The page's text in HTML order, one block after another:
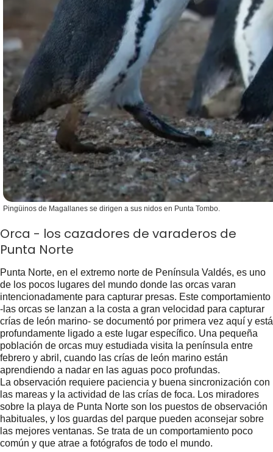
Pingüinos de Magallanes se dirigen a sus nidos en Punta Tombo.
Orca - los cazadores de varaderos de
Punta Norte
Punta Norte, en el extremo norte de Península Valdés, es uno
de los pocos lugares del mundo donde las orcas varan
intencionadamente para capturar presas. Este comportamiento
-las orcas se lanzan a la costa a gran velocidad para capturar
crías de león marino- se documentó por primera vez aquí y está
profundamente ligado a este lugar específico. Una pequeña
población de orcas muy estudiada visita la península entre
febrero y abril, cuando las crías de león marino están
aprendiendo a nadar en las aguas poco profundas.
La observación requiere paciencia y buena sincronización con
las mareas y la actividad de las crías de foca. Los miradores
sobre la playa de Punta Norte son los puestos de observación
habituales, y los guardas del parque pueden aconsejar sobre
las mejores ventanas. Se trata de un comportamiento poco
común y que atrae a fotógrafos de todo el mundo.